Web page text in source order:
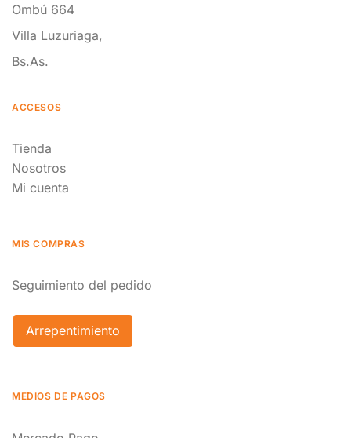
Ombú 664
Villa Luzuriaga,
Bs.As.
ACCESOS
Tienda
Nosotros
Mi cuenta
MIS COMPRAS
Seguimiento del pedido
Arrepentimiento
MEDIOS DE PAGOS